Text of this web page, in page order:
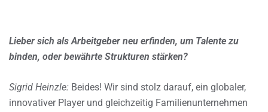
Lieber sich als Arbeitgeber neu erfinden, um Talente zu
binden, oder bewährte Strukturen stärken?
Sigrid Heinzle: Beides! Wir sind stolz darauf, ein globaler,
innovativer Player und gleichzeitig Familienunternehmen